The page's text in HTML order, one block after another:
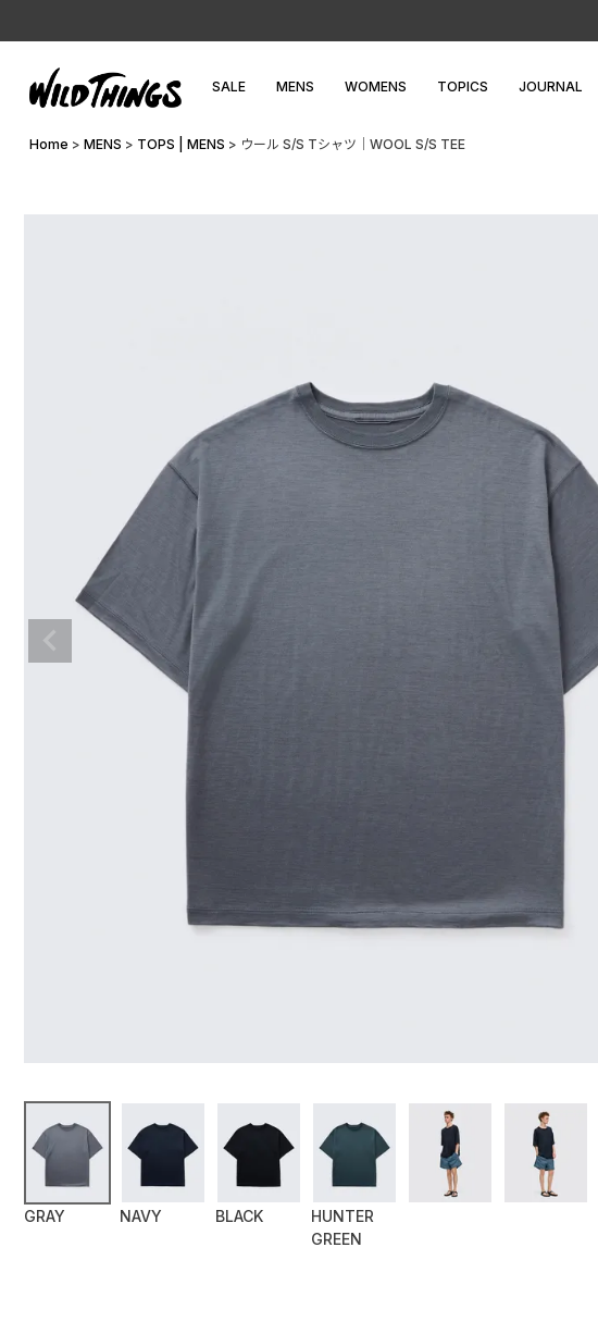
SALE MENS WOMENS TOPICS JOURNAL
Home MENS TOPS | MENS ウール S/S Tシャツ│WOOL S/S TEE
GRAY NAVY BLACK
HUNTER
GREEN